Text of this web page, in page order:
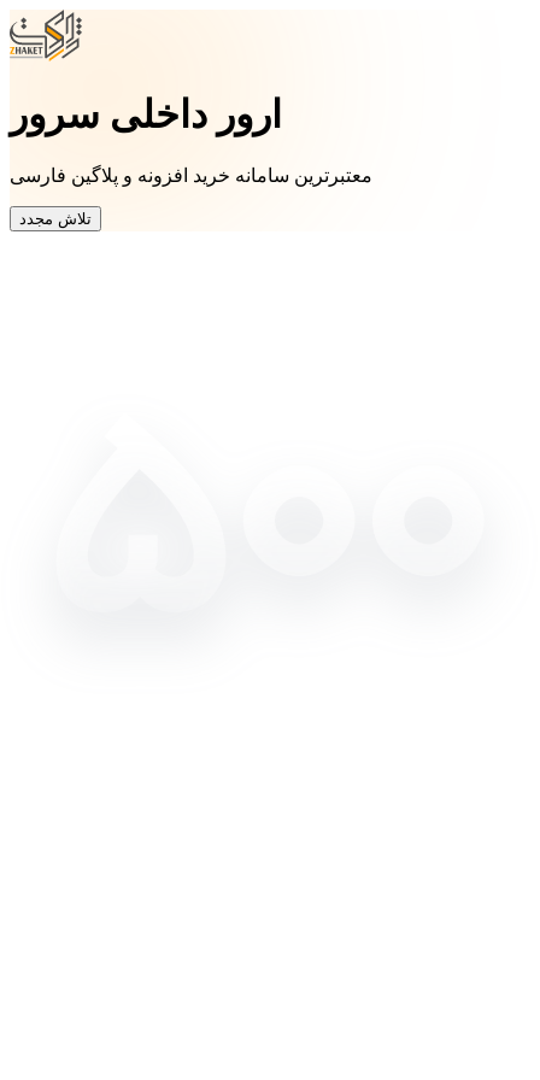
ارور داخلی سرور
معتبرترین سامانه خرید افزونه و پلاگین فارسی
تلاش مجدد